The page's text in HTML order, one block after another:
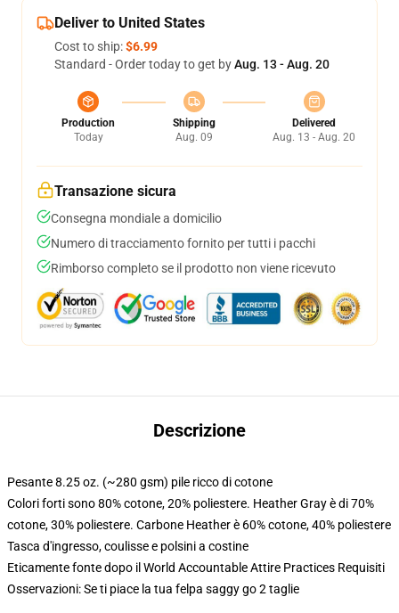
Deliver to United States
Cost to ship:$6.99
Standard - Order today to get byAug. 13 - Aug. 20
Production
Today
Shipping
Aug. 09
Delivered
Aug. 13 - Aug. 20
Transazione sicura
Consegna mondiale a domicilio
Numero di tracciamento fornito per tutti i pacchi
Rimborso completo se il prodotto non viene ricevuto
Descrizione
Pesante 8.25 oz. (~280 gsm) pile ricco di cotone
Colori forti sono 80% cotone, 20% poliestere. Heather Gray è di 70%
cotone, 30% poliestere. Carbone Heather è 60% cotone, 40% poliestere
Tasca d'ingresso, coulisse e polsini a costine
Eticamente fonte dopo il World Accountable Attire Practices Requisiti
Osservazioni: Se ti piace la tua felpa saggy go 2 taglie